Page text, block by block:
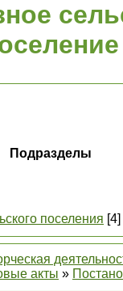
Подразделы
поселения [4]
акты »